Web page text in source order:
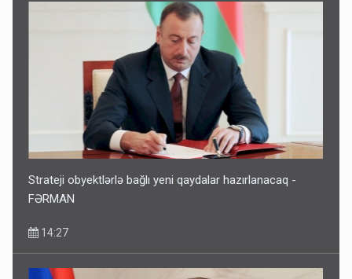
Strateji obyektlərlə bağlı yeni qaydalar hazırlanacaq -
FƏRMAN
14:27